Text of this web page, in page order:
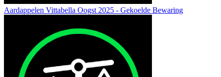
Aardappelen Vittabella Oogst 2025 - Gekoelde Bewaring